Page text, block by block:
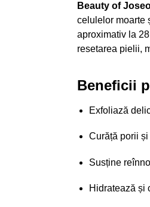
Beauty of
celulelor moarte
aproximativ la
resetarea pielii,
Beneficii
Exfoliază
Curăță porii
Susține
Hidratează și